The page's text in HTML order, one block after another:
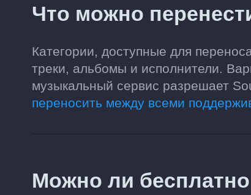
Что можно
Категории, доступные для
треки, альбомы и исполнители.
музыкальный сервис разрешает
переносить между всеми
Можно ли